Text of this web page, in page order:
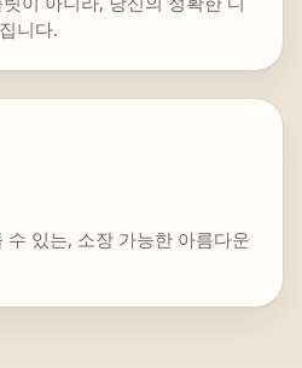
니다.
있는, 소장 가능한 아름다운